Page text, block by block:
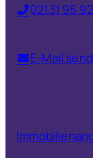
02131 95
E-Mail